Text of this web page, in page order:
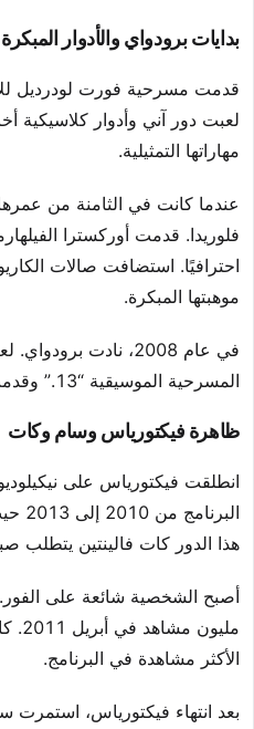
بدايات برودواي والأدوار المبكرة
قدمت مسرحية فورت لودرديل
لعبت دور آني وأدوار
مهاراتها التمثيلية.
عندما كانت في الثامنة من
فلوريدا. قدمت أوركسترا
احترافيًا. استضافت صالات
موهبتها المبكرة.
في عام 2008، نادت
المسرحية الموسيقية “13.” وقدمت هذه الدور فرصًا للتلفزيون.
ظاهرة فيكتورياس وسام وكات
هذا الدور كات فالينتين يتطلب
الأكثر مشاهدة في البرنامج.